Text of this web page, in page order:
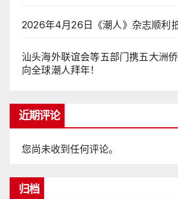
2026年4月26日《潮人》杂志顺利
汕头海外联谊会等五部门携五大洲
向全球潮人拜年！
近期评论
您尚未收到任何评论。
归档